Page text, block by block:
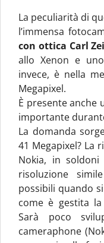
La peculiarità di
l’immensa
con ottica Carl
allo Xenon e
invece, è nella
Megapixel.
È presente anche
importante
La domanda
41 Megapixel? La
Nokia, in
risoluzione
possibili quando
come è gestita
Sarà poco
cameraphone